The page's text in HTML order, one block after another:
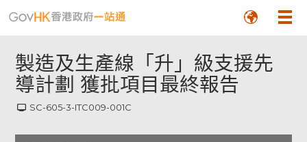
製造及生產線「升」級支援先
導計劃 獲批項目最終報告
SC-605-3-ITC009-001C